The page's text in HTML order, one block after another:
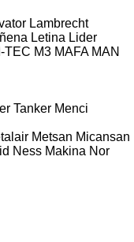
Lambrecht
Letina Lider
TEC M3 MAFA MAN
Tanker Menci
Metsan Micansan
Ness Makina Nor